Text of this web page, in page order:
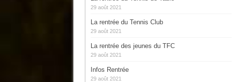
29 août 2021
La rentrée du Tennis Club
29 août 2021
La rentrée des jeunes du TFC
29 août 2021
Infos Rentrée
29 août 2021